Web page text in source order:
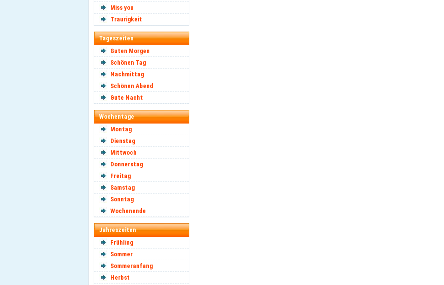
Miss you
Traurigkeit
Tageszeiten
Guten Morgen
Schönen Tag
Nachmittag
Schönen Abend
Gute Nacht
Wochentage
Montag
Dienstag
Mittwoch
Donnerstag
Freitag
Samstag
Sonntag
Wochenende
Jahreszeiten
Frühling
Sommer
Sommeranfang
Herbst